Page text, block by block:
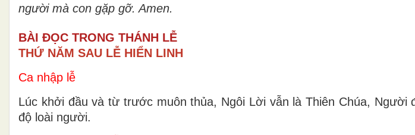
người mà con gặp gỡ. Amen.
BÀI ĐỌC TRONG THÁNH LỄ
THỨ NĂM SAU LỄ HIỂN LINH
Ca nhập lễ
Lúc khởi đầu và từ trước muôn thủa, Ngôi Lời vẫn là Thiên Chúa, Người
độ loài người.